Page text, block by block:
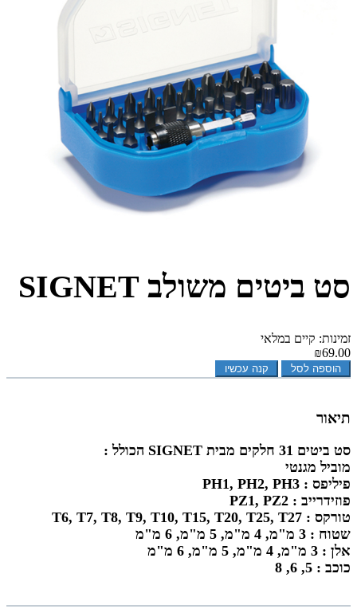
סט ביטים משולב SIGNET
זמינות: קיים במלאי
₪69.00
הוספה לסל קנה עכשיו
תיאור
סט ביטים 31 חלקים מבית SIGNET הכולל :
מוביל מגנטי
פיליפס : PH1, PH2, PH3
פוזידרייב : PZ1, PZ2
טורקס : T6, T7, T8, T9, T10, T15, T20, T25, T27
שטוח : 3 מ"מ, 4 מ"מ, 5 מ"מ, 6 מ"מ
אלן : 3 מ"מ, 4 מ"מ, 5 מ"מ, 6 מ"מ
כוכב : 5, 6, 8